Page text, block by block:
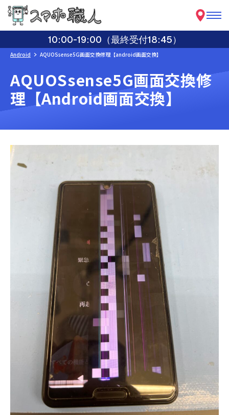
10:00-19:00（最終受付18:45）
Android AQUOSsense5G画面交換修理【android画面交換】
AQUOSsense5G画面交換修
理【android画面交換】